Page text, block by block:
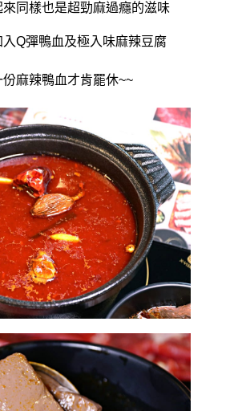
同樣也是超勁麻過癮的滋味
Q彈鴨血及極入味麻辣豆腐
麻辣鴨血才肯罷休~~